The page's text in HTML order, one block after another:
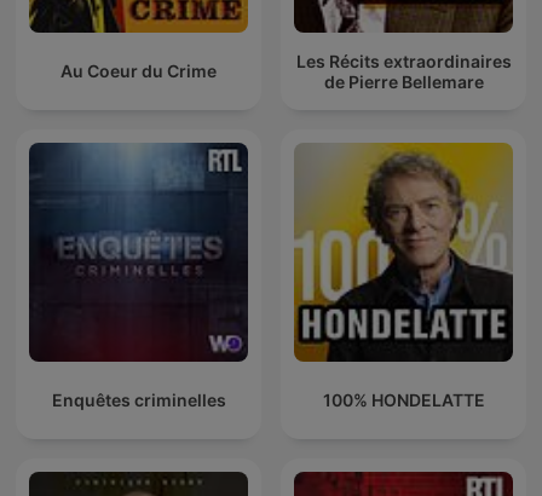
Au Coeur du Crime
Les Récits extraordinaires
de Pierre Bellemare
Enquêtes criminelles 100% HONDELATTE